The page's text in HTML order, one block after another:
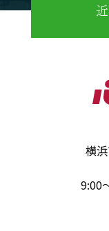
横
9:00